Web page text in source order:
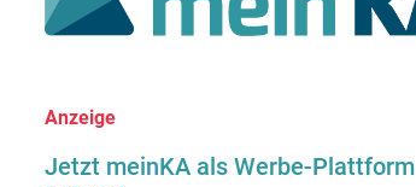
Anzeige
Jetzt meinKA als Werbe-Plattform